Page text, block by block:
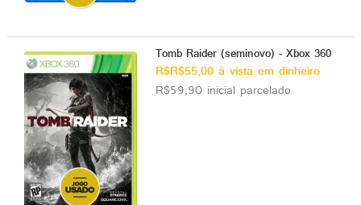
Tomb Raider (seminovo) - Xbox 360
R$R$55,00 à vista em dinheiro
R$59,90 inicial parcelado